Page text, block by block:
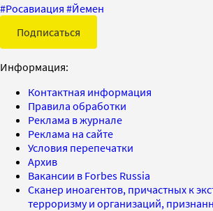
#Росавиация #Йемен
Подписаться
Информация:
Контактная информация
Правила обработки
Реклама в журнале
Реклама на сайте
Условия перепечатки
Архив
Вакансии в Forbes Russia
Сканер иноагентов, причастных к
терроризму и организаций,